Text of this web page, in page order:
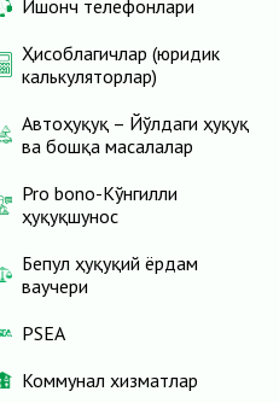
Ишонч телефонлари
Ҳисоблагичлар (юридик
калькуляторлар)
Автоҳуқуқ – Йўлдаги ҳуқуқ
ва бошқа масалалар
Pro bono-Кўнгилли
ҳуқуқшунос
Бепул ҳуқуқий ёрдам
ваучери
PSEA
Коммунал хизматлар